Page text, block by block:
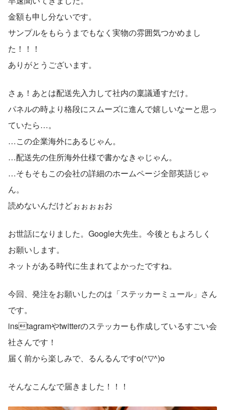
金額も申し分ないです。
サンプルをもらうまでもなく実物の雰囲気つかめまし
た！！！
ありがとうございます。
さぁ！あとは配送先入力して社内の稟議通すだけ。
パネルの時より格段にスムーズに進んで嬉しいなーと思っ
ていたら…。
…この企業海外にあるじゃん。
…配送先の住所海外仕様で書かなきゃじゃん。
…そもそもこの会社の詳細のホームページ全部英語じゃ
ん。
読めないんだけどぉぉぉぉお
お世話になりました。Google大先生。今後ともよろしく
お願いします。
ネットがある時代に生まれてよかったですね。
今回、発注をお願いしたのは「ステッカーミュール」さん
です。
instagramやtwitterのステッカーも作成しているすごい会
社さんです！
届く前から楽しみで、るんるんですo(^▽^)o
そんなこんなで届きました！！！